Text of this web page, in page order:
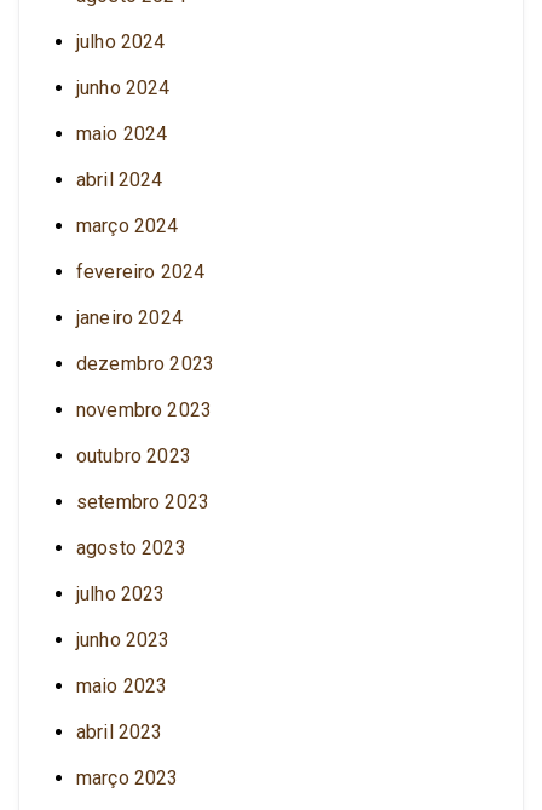
julho 2024
junho 2024
maio 2024
abril 2024
março 2024
fevereiro 2024
janeiro 2024
dezembro 2023
novembro 2023
outubro 2023
setembro 2023
agosto 2023
julho 2023
junho 2023
maio 2023
abril 2023
março 2023